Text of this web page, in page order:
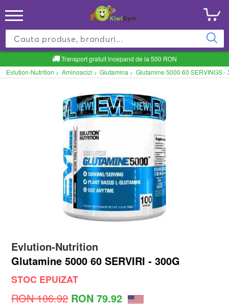
Transport gratuit incepand de la 500 RON
Evlution-Nutrition > Aminoacizi > Glutamina > Glutamine 5000 60 SERVINGS -
Evlution-Nutrition
Glutamine 5000 60 SERVIRI - 300G
STOC EPUIZAT
RON 106.92 RON 79.92